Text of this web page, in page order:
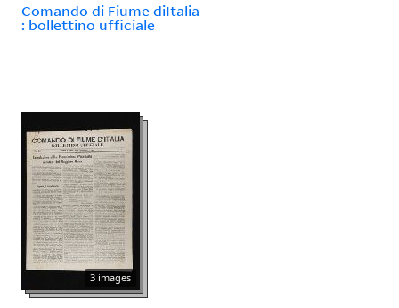
Comando di Fiume diItalia
: bollettino ufficiale
3 images